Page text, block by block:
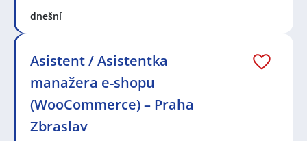
dnešní
Asistent / Asistentka
manažera e-shopu
(WooCommerce) – Praha
Zbraslav